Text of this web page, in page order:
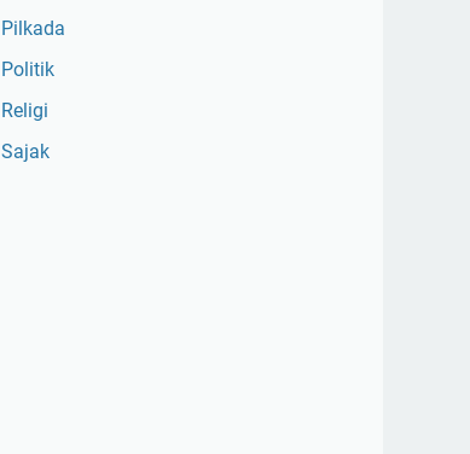
Pilkada
Politik
Religi
Sajak